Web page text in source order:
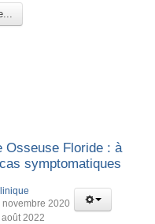
Osseuse Floride : à
symptomatiques
novembre 2020
2022